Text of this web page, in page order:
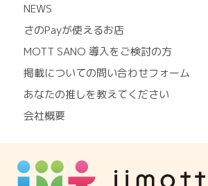
NEWS
さのPayが使えるお店
MOTT SANO 導入をご検討の方
掲載についての問い合わせフォーム
あなたの推しを教えてください
会社概要